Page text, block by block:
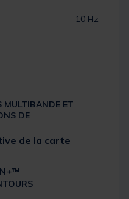
10 Hz
MULTIBANDE ET
DE
de la carte